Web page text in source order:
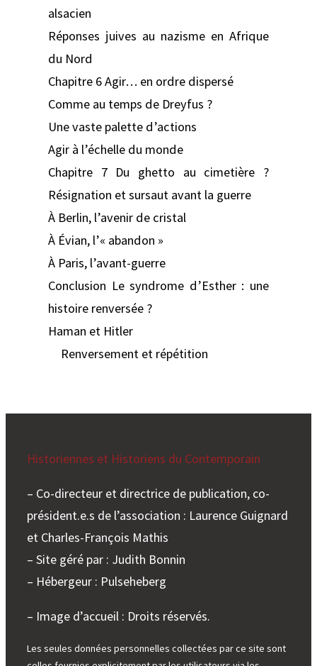
alsacien
Réponses juives au nazisme en Afrique
du Nord
Chapitre 6 Agir… en ordre dispersé
Comme au temps de Dreyfus ?
Une vaste palette d’actions
Agir à l’échelle du monde
Chapitre 7 Du ghetto au cimetière ?
Résignation et sursaut avant la guerre
À Berlin, l’avenir de cristal
À Évian, l’« abandon »
À Paris, l’avant-guerre
Conclusion Le syndrome d’Esther : une
histoire renversée ?
Haman et Hitler
Renversement et répétition
Historiennes et Historiens du Contemporain
– Co-directeur et directrice de publication, co-
président.e.s de l’association : Laurence Guignard
et Charles-François Mathis
– Site géré par : Judith Bonnin
– Hébergeur : Pulseheberg
– Image d’accueil : Droits réservés.
Les seules données personnelles collectées par ce site sont